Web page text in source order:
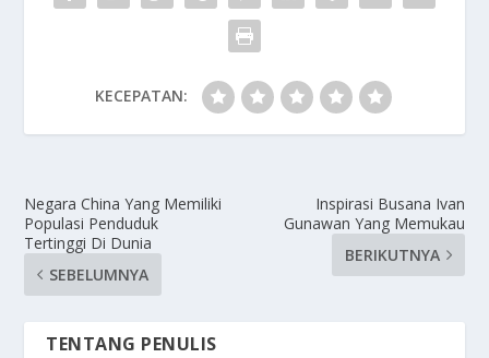
KECEPATAN:
Negara China Yang Memiliki
Populasi Penduduk
Tertinggi Di Dunia
SEBELUMNYA
Inspirasi Busana Ivan
Gunawan Yang Memukau
BERIKUTNYA
TENTANG PENULIS